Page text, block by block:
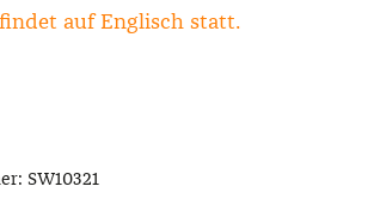
auf Englisch statt.
SW10321